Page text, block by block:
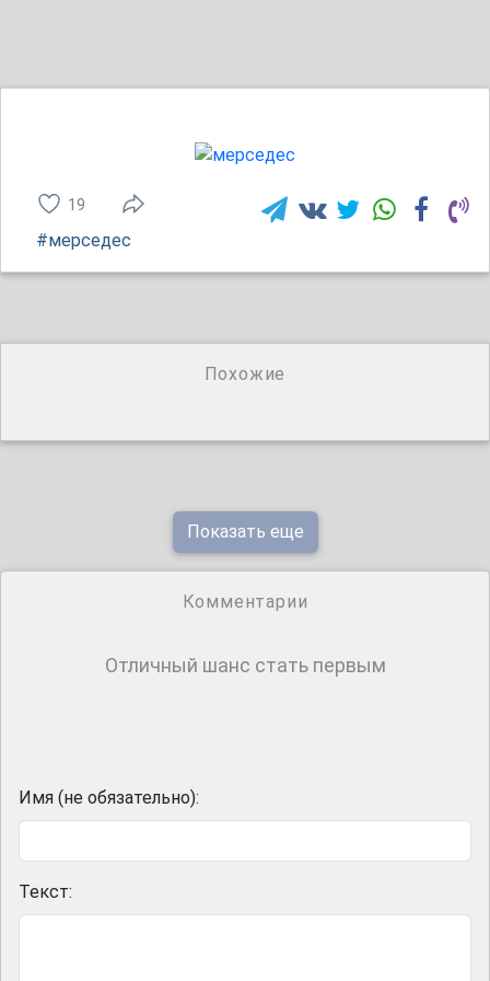
19
#мерседес
Похожие
Показать еще
Комментарии
Отличный шанс стать первым
Имя (не обязательно):
Текст: